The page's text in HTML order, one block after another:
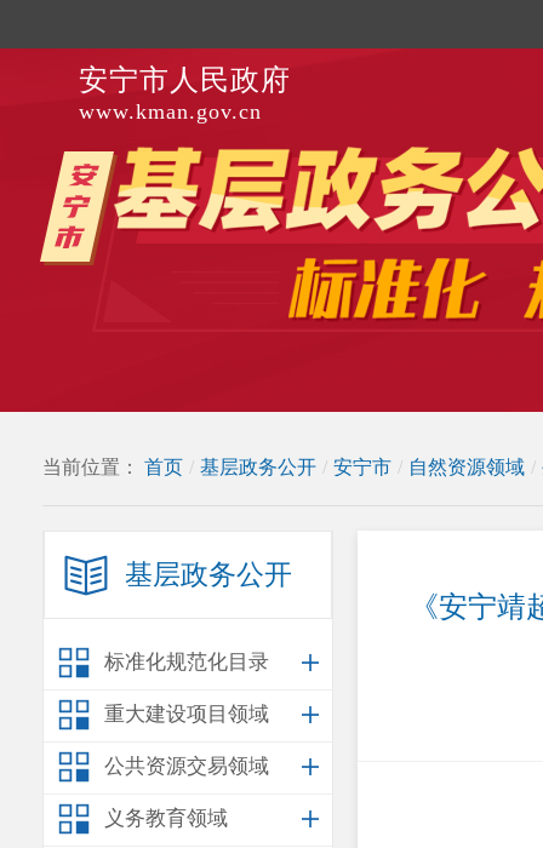
安宁市人民政府
www.kman.gov.cn
当前位置： 首页 / 基层政务公开 / 安宁市 / 自然资源领域 /
基层政务公开
标准化规范化目录
重大建设项目领域
公共资源交易领域
义务教育领域
《安宁